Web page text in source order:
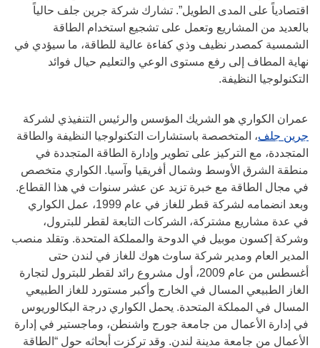
اقتصادياً على المدى الطويل”. تشارك شركة جرين جلف حالياً
بالعديد من المشاريع وتعمل على تشجيع استخدام الطاقة
الشمسية كمصدر نظيف وذي كفاءة عالية للطاقة، ما سيؤدي في
نهاية المطاف إلى رفع مستوى الوعي والتعليم حيال فوائد
التكنولوجيا النظيفة.
عمران الكواري هو الشريك المؤسس والرئيس التنفيذي لشركة
جرين جلف، المتخصصة باستشارات التكنولوجيا النظيفة والطاقة
المتجددة، مع التركيز على تطوير وإدارة الطاقة المتجددة في
منطقة الشرق الأوسط وشمال أفريقيا وآسيا. الكواري متخصص
في مجال الطاقة مع خبرة تزيد عن عشر سنوات في هذا القطاع.
وبعد انضمامه لشركة قطر للغاز في عام 1999، عمل الكواري
في عدة مشاريع مشتركة، الشركات التابعة لقطر للبترول،
وشركة إكسون موبيل في الدوحة والمملكة المتحدة. وتقلد منصب
المدير العام ومدير شركة ساوث هوك للغاز في لندن حتى
أغسطس من عام 2009، أول مشروع رائد لقطر للبترول لتجارة
الغاز الطبيعي المسال في الخارج وأكبر مستورد للغاز الطبيعي
المسال في المملكة المتحدة. يحمل الكواري درجة البكالوريوس
في إدارة الأعمال من جامعة جورج واشنطن، وماجستير في إدارة
الأعمال من جامعة مدينة لندن. وقد تركزت أبحاثه حول “الطاقة